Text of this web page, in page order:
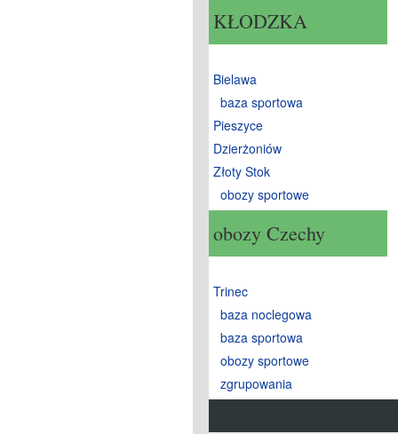
KŁODZKA
Bielawa
baza sportowa
Pieszyce
Dzierżoniów
Złoty Stok
obozy sportowe
obozy Czechy
Trinec
baza noclegowa
baza sportowa
obozy sportowe
zgrupowania